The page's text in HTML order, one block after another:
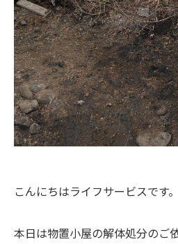
こんにちはライフサービスです。
本日は物置小屋の解体処分のご